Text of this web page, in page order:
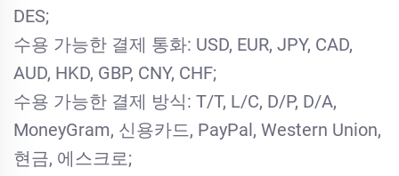
DES;
수용 가능한 결제 통화: USD, EUR, JPY, CAD,
AUD, HKD, GBP, CNY, CHF;
수용 가능한 결제 방식: T/T, L/C, D/P, D/A,
MoneyGram, 신용카드, PayPal, Western Union,
현금, 에스크로;